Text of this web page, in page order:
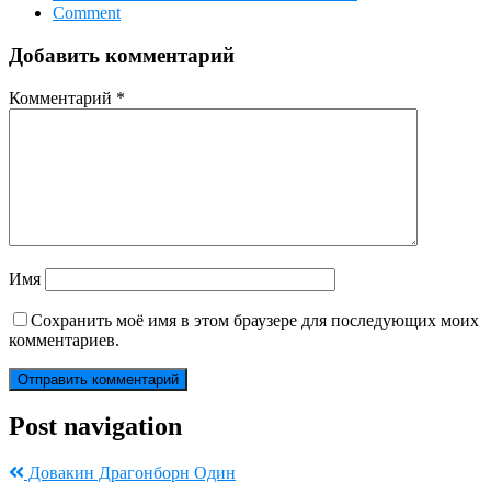
Comment
Добавить комментарий
Комментарий *
Имя
Сохранить моё имя в этом браузере для последующих моих
комментариев.
Post navigation
Довакин Драгонборн Один